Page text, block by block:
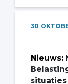
30
Nieuws:
situaties